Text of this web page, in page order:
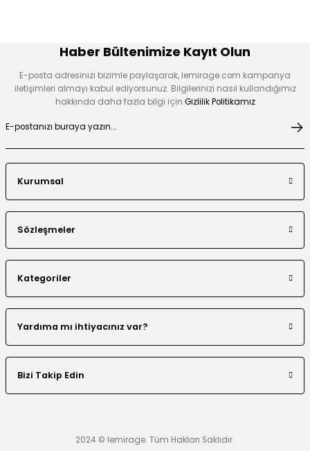
Hakim Yaka Desenli Bomber Etek Takım
El Yapımı Boncuk İşlemeli Yakası Fırfırlı Ceket Etek Takım
Haber Bültenimize Kayıt Olun
E-posta adresinizi bizimle paylaşarak, lemirage.com kampanya
iletişimleri almayı kabul ediyorsunuz. Bilgilerinizi nasıl kullandığımız
hakkında daha fazla bilgi için Gizlilik Politikamız
Kurumsal
Sözleşmeler
Kategoriler
Yardıma mı ihtiyacınız var?
Bizi Takip Edin
2024 © lemirage. Tüm Hakları Saklıdır.